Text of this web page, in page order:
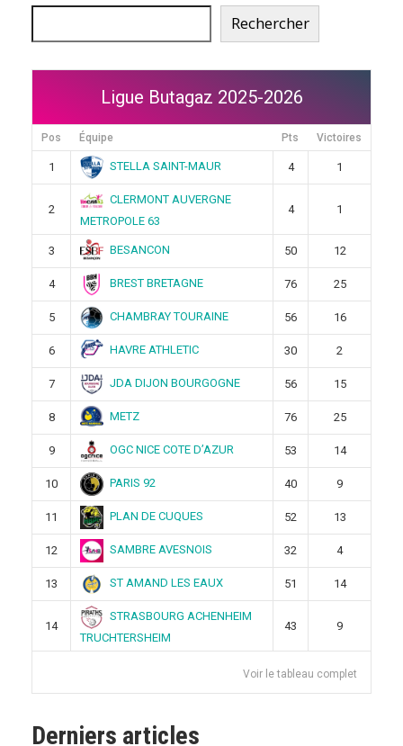
Rechercher
Ligue Butagaz 2025-2026
Pos Équipe Pts Victoires
1 STELLA SAINT-MAUR 4 1
2
CLERMONT AUVERGNE
METROPOLE 63
4 1
3 BESANCON 50 12
4 BREST BRETAGNE 76 25
5 CHAMBRAY TOURAINE 56 16
6 HAVRE ATHLETIC 30 2
7 JDA DIJON BOURGOGNE 56 15
8 METZ 76 25
9 OGC NICE COTE D’AZUR 53 14
10 PARIS 92 40 9
11 PLAN DE CUQUES 52 13
12 SAMBRE AVESNOIS 32 4
13 ST AMAND LES EAUX 51 14
14
STRASBOURG ACHENHEIM
TRUCHTERSHEIM
43 9
Voir le tableau complet
Derniers articles